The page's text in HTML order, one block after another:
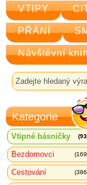
VTIPY
PŘÁNÍ
Návštěvní
Kategorie
Vtipné básničky
Bezdomovci
Cestování